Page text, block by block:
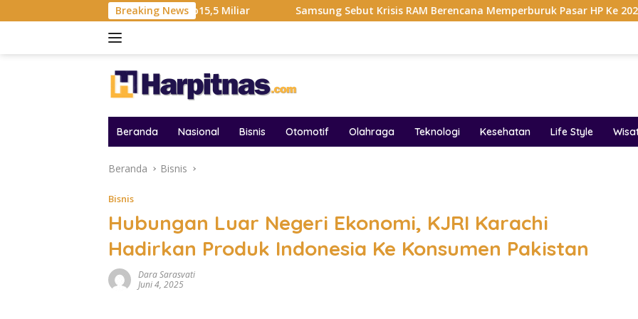
ke
Breaking News
Liga Tembus Rp15,5 Miliar Samsung Sebut Krisis RAM Berencana Memperburuk Pasar HP Ke 2027
Beranda Nasional Bisnis Otomotif Olahraga Teknologi Kesehatan Life Style
Beranda Bisnis
Bisnis
Hubungan Luar Negeri Ekonomi, KJRI Karachi
Hadirkan Produk Indonesia Ke Konsumen Pakistan
Dara Sarasvati
Juni 4, 2025